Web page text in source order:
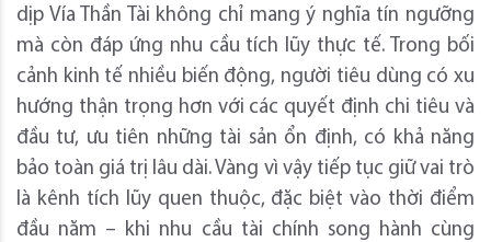
dịp Vía Thần Tài không chỉ mang ý nghĩa tín ngưỡng
mà còn đáp ứng nhu cầu tích lũy thực tế. Trong bối
cảnh kinh tế nhiều biến động, người tiêu dùng có xu
hướng thận trọng hơn với các quyết định chi tiêu và
đầu tư, ưu tiên những tài sản ổn định, có khả năng
bảo toàn giá trị lâu dài. Vàng vì vậy tiếp tục giữ vai trò
là kênh tích lũy quen thuộc, đặc biệt vào thời điểm
đầu năm – khi nhu cầu tài chính song hành cùng